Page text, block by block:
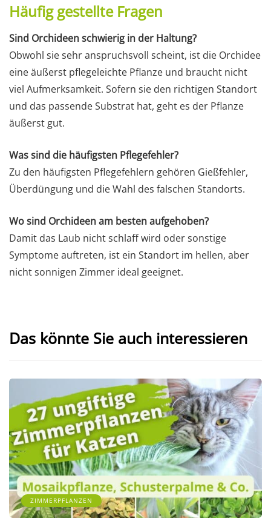
Häufig gestellte Fragen
Sind Orchideen schwierig in der Haltung?
Obwohl sie sehr anspruchsvoll scheint, ist die Orchidee
eine äußerst pflegeleichte Pflanze und braucht nicht
viel Aufmerksamkeit. Sofern sie den richtigen Standort
und das passende Substrat hat, geht es der Pflanze
äußerst gut.
Was sind die häufigsten Pflegefehler?
Zu den häufigsten Pflegefehlern gehören Gießfehler,
Überdüngung und die Wahl des falschen Standorts.
Wo sind Orchideen am besten aufgehoben?
Damit das Laub nicht schlaff wird oder sonstige
Symptome auftreten, ist ein Standort im hellen, aber
nicht sonnigen Zimmer ideal geeignet.
Das könnte Sie auch interessieren
ZIMMERPFLANZEN